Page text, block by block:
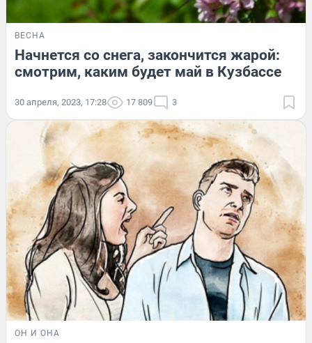
ВЕСНА
Начнется со снега, закончится жарой:
смотрим, каким будет май в Кузбассе
30 апреля, 2023, 17:28 17 809 3
ОН И ОНА